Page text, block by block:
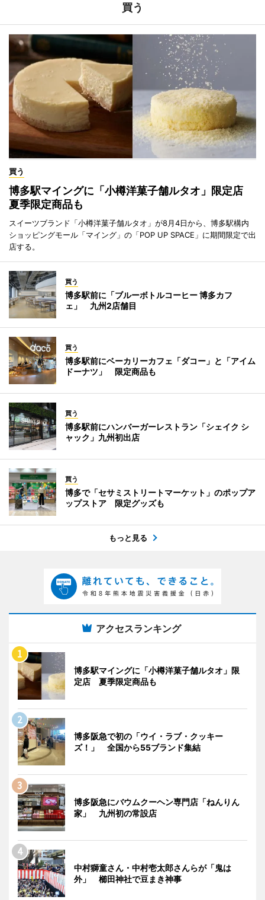
買う
買う
博多駅マイングに「小樽洋菓子舗ルタオ」限定店
夏季限定商品も
スイーツブランド「小樽洋菓子舗ルタオ」が8月4日から、博多駅構内
ショッピングモール「マイング」の「POP UP SPACE」に期間限定で出
店する。
買う
博多駅前に「ブルーボトルコーヒー 博多カフ
ェ」 九州2店舗目
買う
博多駅前にベーカリーカフェ「ダコー」と「アイム
ドーナツ」 限定商品も
買う
博多駅前にハンバーガーレストラン「シェイク シ
ャック」九州初出店
買う
博多で「セサミストリートマーケット」のポップア
ップストア 限定グッズも
もっと見る
アクセスランキング
博多駅マイングに「小樽洋菓子舗ルタオ」限
定店 夏季限定商品も
博多阪急で初の「ウイ・ラブ・クッキー
ズ！」 全国から55ブランド集結
博多阪急にバウムクーヘン専門店「ねんりん
家」 九州初の常設店
中村獅童さん・中村壱太郎さんらが「鬼は
外」 櫛田神社で豆まき神事